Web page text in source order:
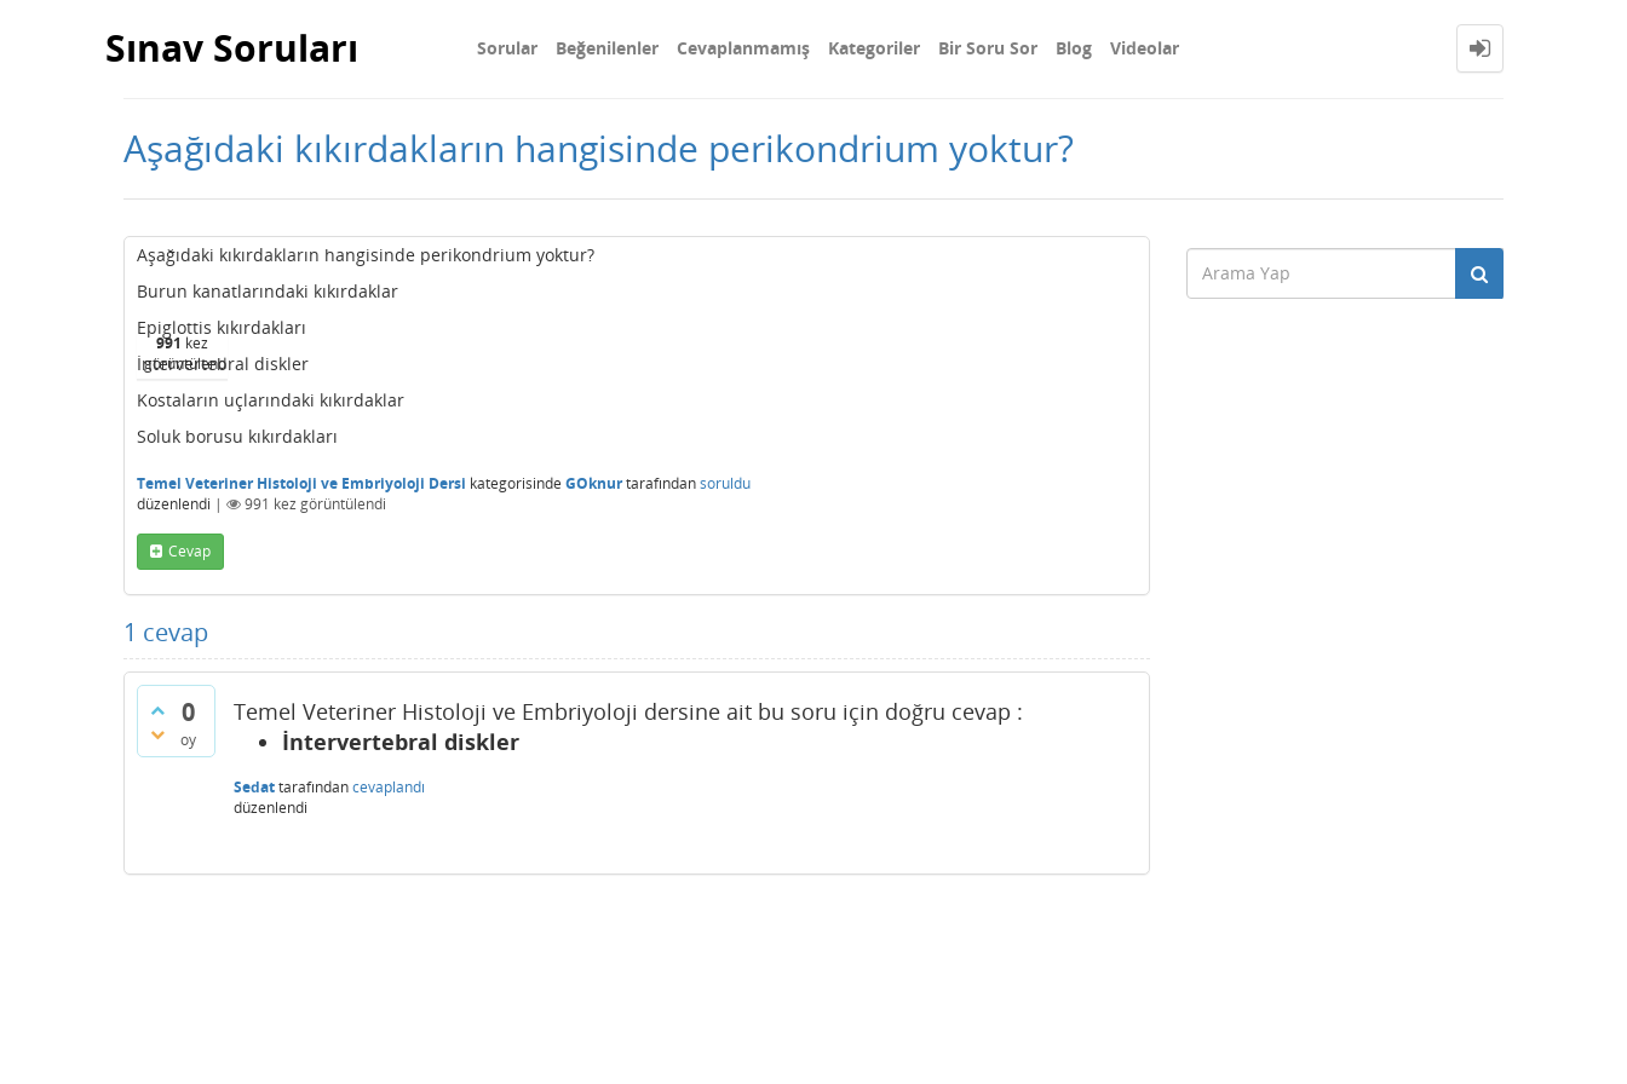
Sınav Soruları Sorular Beğenilenler Cevaplanmamış Kategoriler Bir Soru Sor Blog Videolar
Aşağıdaki kıkırdakların hangisinde perikondrium yoktur?
991 kez
görüntülendi
Aşağıdaki kıkırdakların hangisinde perikondrium yoktur?
Burun kanatlarındaki kıkırdaklar
Epiglottis kıkırdakları
İntervertebral diskler
Kostaların uçlarındaki kıkırdaklar
Soluk borusu kıkırdakları
Temel Veteriner Histoloji ve Embriyoloji Dersi kategorisinde GOknurtarafındansoruldu
düzenlendi | 991 kez görüntülendi
Cevap
1 cevap
0
oy
Temel Veteriner Histoloji ve Embriyoloji dersine ait bu soru için doğru cevap :
İntervertebral diskler
Sedattarafındancevaplandı
düzenlendi